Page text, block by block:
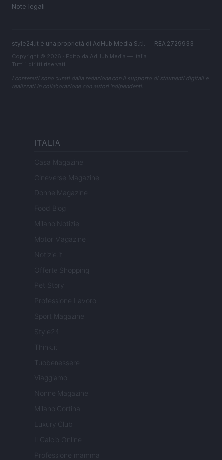
Note legali
style24.it è una proprietà di AdHub Media S.r.l. — REA 2729933
Copyright © 2026 · Edito da AdHub Media — Italia
Tutti i diritti riservati
I contenuti sono curati dalla redazione con il supporto di strumenti digitali e
realizzati in collaborazione con autori indipendenti.
ITALIA
Casa Magazine
Cineverse Magazine
Donne Magazine
Food Blog
Milano Notizie
Motor Magazine
Notizie.it
Offerte Shopping
Pet Story
Professione Lavoro
Sport Magazine
Style24
Think.it
Tuobenessere
Viaggiamo
Nonne Magazine
Milano Cortina
Luxury Club
Il Calcio Online
Professione mamma